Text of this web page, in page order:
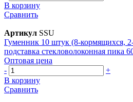
В корзину
Сравнить
Артикул SSU
Гуменник 10 штук (8-кормящихся,
подставка стекловолоконная пика
Оптовая цена
-
+
В корзину
Сравнить